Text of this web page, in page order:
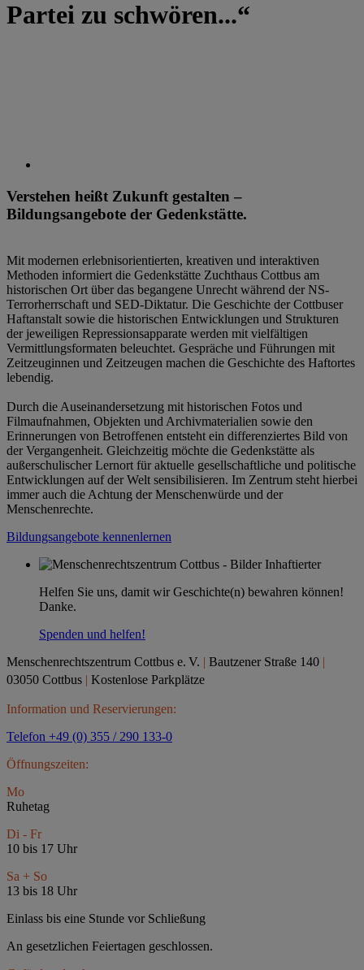
Partei zu schwören...“
Verstehen heißt Zukunft gestalten –
Bildungsangebote der Gedenkstätte.
Mit modernen erlebnisorientierten, kreativen und interaktiven
Methoden informiert die Gedenkstätte Zuchthaus Cottbus am
historischen Ort über das begangene Unrecht während der NS-
Terrorherrschaft und SED-Diktatur. Die Geschichte der Cottbuser
Haftanstalt sowie die historischen Entwicklungen und Strukturen
der jeweiligen Repressionsapparate werden mit vielfältigen
Vermittlungsformaten beleuchtet. Gespräche und Führungen mit
Zeitzeuginnen und Zeitzeugen machen die Geschichte des Haftortes
lebendig.
Durch die Auseinandersetzung mit historischen Fotos und
Filmaufnahmen, Objekten und Archivmaterialien sowie den
Erinnerungen von Betroffenen entsteht ein differenziertes Bild von
der Vergangenheit. Gleichzeitig möchte die Gedenkstätte als
außerschulischer Lernort für aktuelle gesellschaftliche und politische
Entwicklungen auf der Welt sensibilisieren. Im Zentrum steht hierbei
immer auch die Achtung der Menschenwürde und der
Menschenrechte.
Bildungsangebote kennenlernen
Helfen Sie uns, damit wir Geschichte(n) bewahren können!
Danke.
Spenden und helfen!
Menschenrechtszentrum Cottbus e. V. | Bautzener Straße 140 |
03050 Cottbus | Kostenlose Parkplätze
Information und Reservierungen:
Telefon +49 (0) 355 / 290 133-0
Öffnungszeiten:
Mo
Ruhetag
Di - Fr
10 bis 17 Uhr
Sa + So
13 bis 18 Uhr
Einlass bis eine Stunde vor Schließung
An gesetzlichen Feiertagen geschlossen.